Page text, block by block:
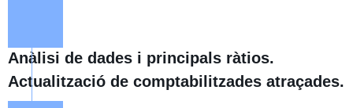
Anàlisi de dades i principals ràtios.
Actualització de comptabilitzades atraçades.